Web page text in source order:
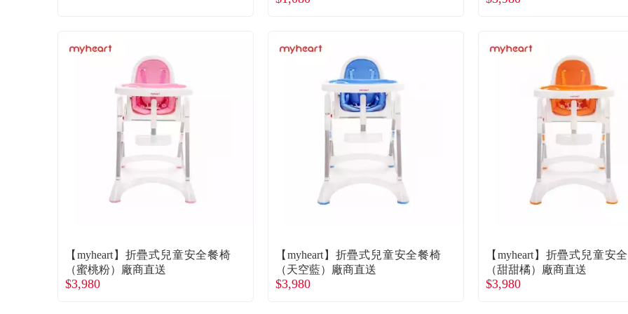
【myheart】折疊式兒童安全餐椅
（蜜桃粉）廠商直送
$3,980
【myheart】折疊式兒童安全餐椅
（天空藍）廠商直送
$3,980
【myheart】折疊式兒童安
（甜甜橘）廠商直送
$3,980